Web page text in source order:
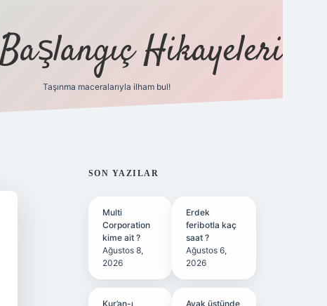
Hikayeleri
Taşınma maceralarıyla ilham bul!
SIDEBAR
SON YAZILAR
Multi
Corporation
kime ait ?
Ağustos 8,
2026
Erdek
feribotla kaç
saat ?
Ağustos 6,
2026
Kur’an-ı
Ayak üstünde